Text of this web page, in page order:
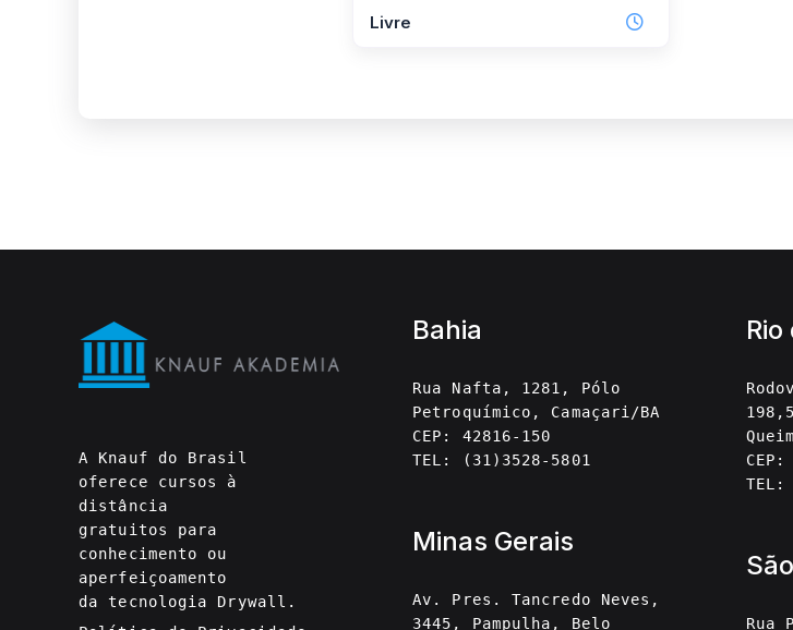
Livre
A Knauf do Brasil
oferece cursos à
distância
gratuitos para
conhecimento ou
aperfeiçoamento
da tecnologia Drywall.
Bahia
Rua Nafta, 1281, Pólo
Petroquímico, Camaçari/BA
CEP: 42816-150
TEL: (31)3528-5801
Minas Gerais
Av. Pres. Tancredo Neves,
3445, Pampulha, Belo
TEL:
Rua